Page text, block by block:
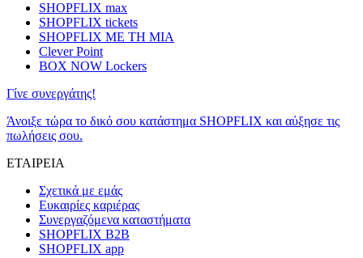
SHOPFLIX max
SHOPFLIX tickets
SHOPFLIX ΜΕ ΤΗ ΜΙΑ
Clever Point
BOX NOW Lockers
Γίνε συνεργάτης!
Άνοιξε τώρα το δικό σου κατάστημα SHOPFLIX και αύξησε τις
πωλήσεις σου.
ΕΤΑΙΡΕΙΑ
Σχετικά με εμάς
Ευκαιρίες καριέρας
Συνεργαζόμενα καταστήματα
SHOPFLIX B2B
SHOPFLIX app